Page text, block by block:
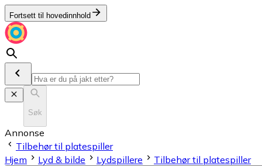
Fortsett til hovedinnhold
Søk
Annonse
Tilbehør til platespiller
Hjem
Lyd & bilde Lydspillere Tilbehør til platespiller